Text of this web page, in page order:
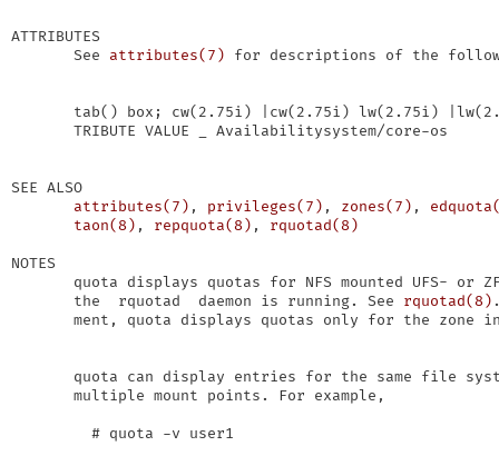
ATTRIBUTES
       See
attributes(7) for descriptions of the
tab() box; cw(2.75i) |cw(2.75i) lw(2.75i)
       TRIBUTE VALUE _ Availabilitysystem/core-os
SEE ALSO
attributes(7) , privileges(7) , zones(7) ,
taon(8) , repquota(8) , rquotad(8)
NOTES
quota displays quotas for NFS mounted UFS- or
       the  rquotad  daemon is running. See
rquotad(8)
ment, quota displays quotas only for the zone
quota can display entries for the same file
       multiple mount points. For example,
         # quota -v user1